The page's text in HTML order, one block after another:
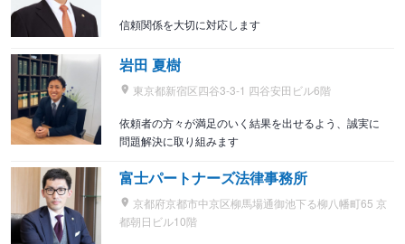
信頼関係を大切に対応します
岩田 夏樹
東京都新宿区四谷3-3-1 四谷安田ビル6階
依頼者の方々が満足のいく結果を出せるよう、誠実に
問題解決に取り組みます
富士パートナーズ法律事務所
京都府京都市中京区柳馬場通御池下る柳八幡町65 京
都朝日ビル10階